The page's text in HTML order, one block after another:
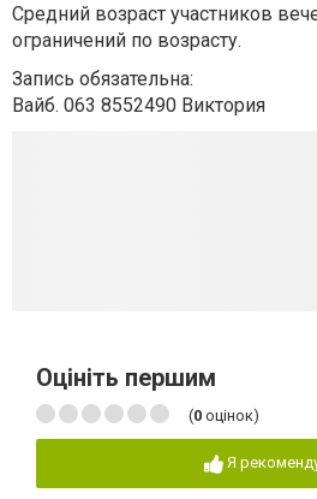
Средний возраст участников
ограничений по возрасту.
Запись обязательна:
Вайб. 063 8552490 Виктория
Оцініть першим
(0 оцінок)
Я